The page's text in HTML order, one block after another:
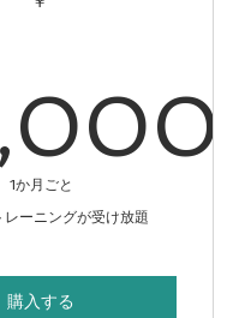
1か月ごと
レーニングが受け放題
購入する